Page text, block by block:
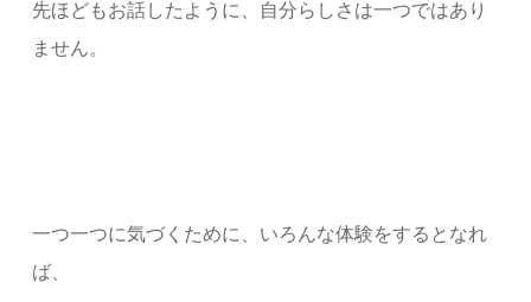
先ほどもお話したように、自分らしさは一つではあり
ません。
一つ一つに気づくために、いろんな体験をするとなれ
ば、